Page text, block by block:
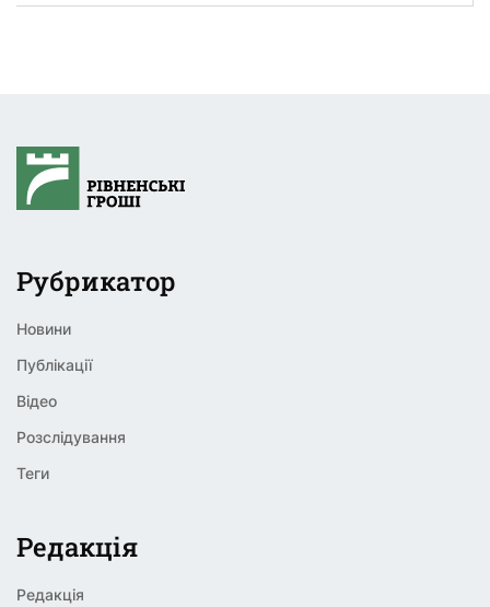
Рубрикатор
Новини
Публікації
Відео
Розслідування
Теги
Редакція
Редакція